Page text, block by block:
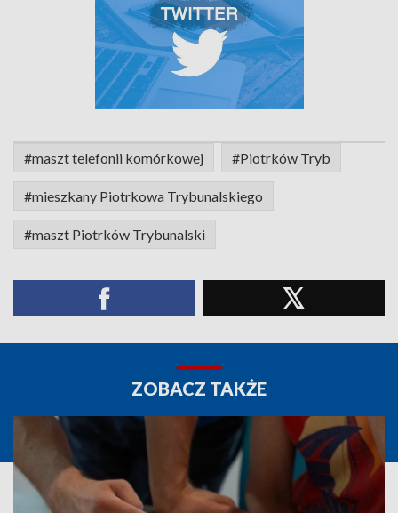
#maszt telefonii komórkowej #Piotrków Tryb
#mieszkany Piotrkowa Trybunalskiego
#maszt Piotrków Trybunalski
ZOBACZ TAKŻE